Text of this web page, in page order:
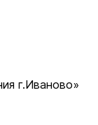
г.Иваново»